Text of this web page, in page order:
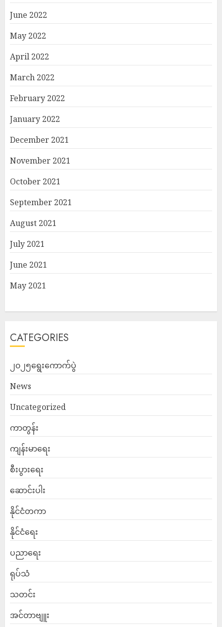
June 2022
May 2022
April 2022
March 2022
February 2022
January 2022
December 2021
November 2021
October 2021
September 2021
August 2021
July 2021
June 2021
May 2021
CATEGORIES
၂၀၂၅ရွေးကောက်ပွဲ
News
Uncategorized
ကာတွန်း
ကျန်းမာရေး
စီးပွားရေး
ဆောင်းပါး
နိုင်ငံတကာ
နိုင်ငံရေး
ပညာရေး
ရုပ်သံ
သတင်း
အင်တာဗျူး